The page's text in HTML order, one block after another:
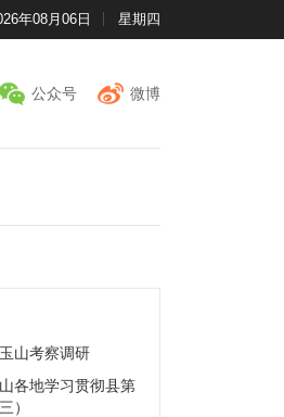
年08月06日 星期四
公众号 微博
山考察调研
各地学习贯彻县第
）